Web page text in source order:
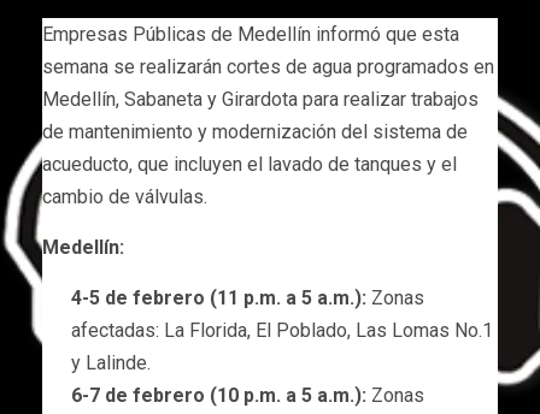
Empresas Públicas de Medellín informó que esta
semana se realizarán cortes de agua programados en
Medellín, Sabaneta y Girardota para realizar trabajos
de mantenimiento y modernización del sistema de
acueducto, que incluyen el lavado de tanques y el
cambio de válvulas.
Medellín:
4-5 de febrero (11 p.m. a 5 a.m.): Zonas
afectadas: La Florida, El Poblado, Las Lomas No.1
y Lalinde.
6-7 de febrero (10 p.m. a 5 a.m.): Zonas